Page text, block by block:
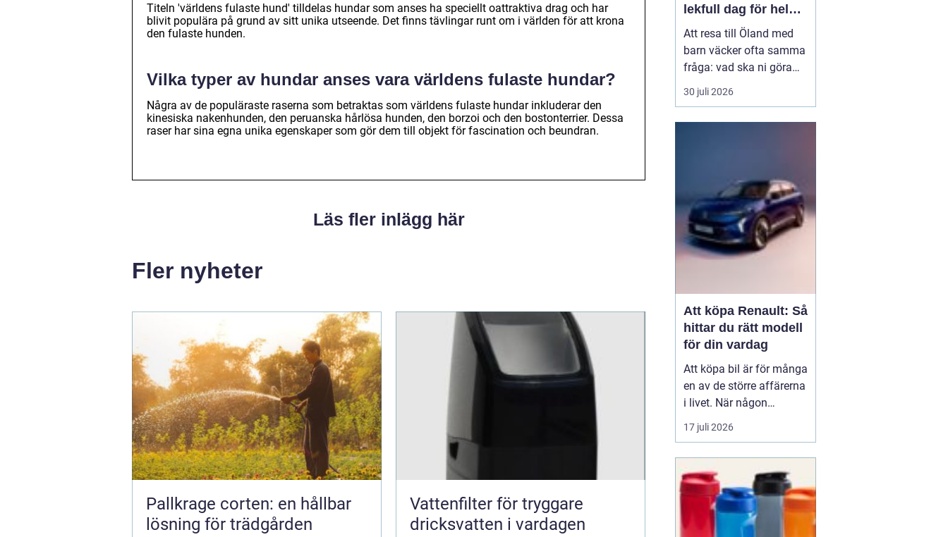
Titeln 'världens fulaste hund' tilldelas hundar som anses ha speciellt oattraktiva drag och har
blivit populära på grund av sitt unika utseende. Det finns tävlingar runt om i världen för att krona
den fulaste hunden.
Vilka typer av hundar anses vara världens fulaste hundar?
Några av de populäraste raserna som betraktas som världens fulaste hundar inkluderar den
kinesiska nakenhunden, den peruanska hårlösa hunden, den borzoi och den bostonterrier. Dessa
raser har sina egna unika egenskaper som gör dem till objekt för fascination och beundran.
Läs fler inlägg här
Fler nyheter
Pallkrage corten: en hållbar
lösning för trädgården
Vattenfilter för tryggare
dricksvatten i vardagen
lekfull dag för hela
familjen
Att resa till Öland med
barn väcker ofta samma
fråga: vad ska ni göra
för att alla ska trivas,
oavsett ålder och
30 juli 2026
Att köpa Renault: Så
hittar du rätt modell
för din vardag
Att köpa bil är för många
en av de större affärerna
i livet. När någon
funderar på att köpa
Renault Skåne
17 juli 2026